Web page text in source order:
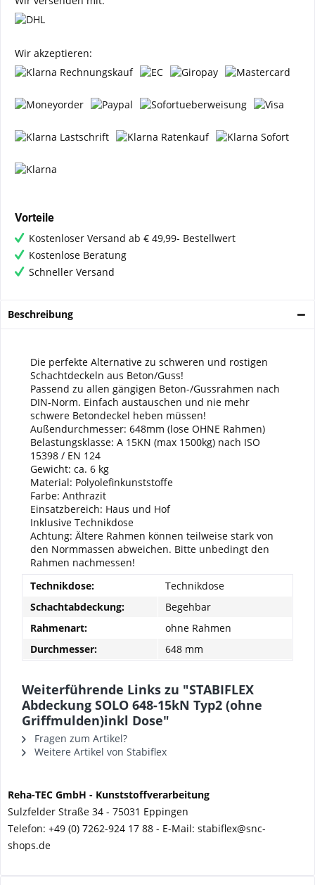
Wir akzeptieren:
Vorteile
Kostenloser Versand ab € 49,99- Bestellwert
Kostenlose Beratung
Schneller Versand
Beschreibung
Die perfekte Alternative zu schweren und rostigen
Schachtdeckeln aus Beton/Guss!
Passend zu allen gängigen Beton-/Gussrahmen nach
DIN-Norm. Einfach austauschen und nie mehr
schwere Betondeckel heben müssen!
Außendurchmesser: 648mm (lose OHNE Rahmen)
Belastungsklasse: A 15KN (max 1500kg) nach ISO
15398 / EN 124
Gewicht: ca. 6 kg
Material: Polyolefinkunststoffe
Farbe: Anthrazit
Einsatzbereich: Haus und Hof
Inklusive Technikdose
Achtung: Ältere Rahmen können teilweise stark von
den Normmassen abweichen. Bitte unbedingt den
Rahmen nachmessen!
Technikdose:
Technikdose
Schachtabdeckung:
Begehbar
Rahmenart:
ohne Rahmen
Durchmesser:
648 mm
Weiterführende Links zu "STABIFLEX
Abdeckung SOLO 648-15kN Typ2 (ohne
Griffmulden)inkl Dose"
Fragen zum Artikel?
Weitere Artikel von Stabiflex
Reha-TEC GmbH - Kunststoffverarbeitung
Sulzfelder Straße 34 - 75031 Eppingen
Telefon: +49 (0) 7262-924 17 88 - E-Mail: stabiflex@snc-
shops.de